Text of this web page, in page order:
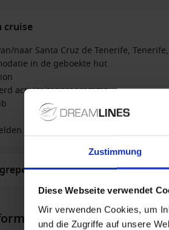
Zustimmung
Diese Webseite verwendet
Wir verwenden Cookies, um
und die Zugriffe auf unsere
cruise
naar Santa Cruz de Tenerife,
in de geboekte hut
activiteitenprogramma
bij alles